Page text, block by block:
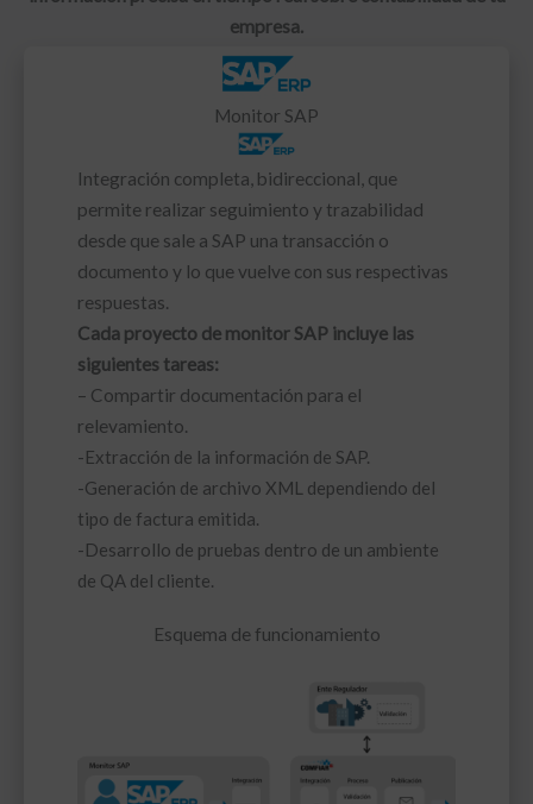
empresa.
Monitor SAP
Integración completa, bidireccional, que
permite realizar seguimiento y trazabilidad
desde que sale a SAP una transacción o
documento y lo que vuelve con sus respectivas
respuestas.
Cada proyecto de monitor SAP incluye las
siguientes tareas:
– Compartir documentación para el
relevamiento.
-Extracción de la información de SAP.
-Generación de archivo XML dependiendo del
tipo de factura emitida.
-Desarrollo de pruebas dentro de un ambiente
de QA del cliente.
Esquema de funcionamiento